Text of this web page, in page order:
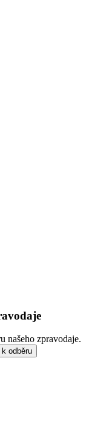
našeho zpravodaje.
odběru